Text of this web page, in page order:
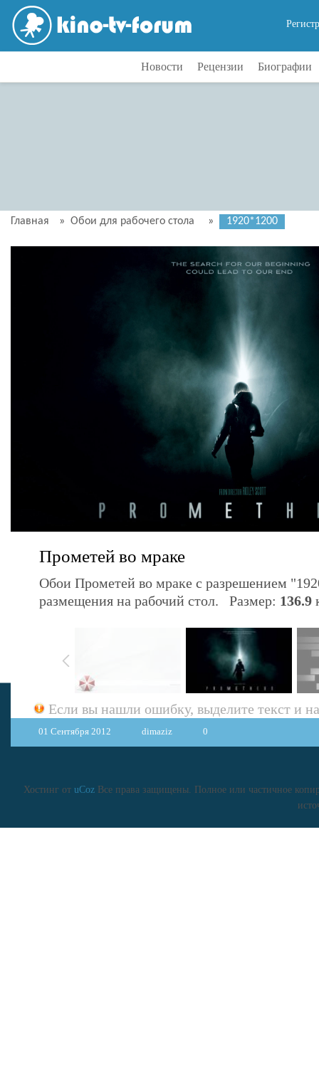
Новости Рецензии Биографии
Главная » Обои для рабочего стола » 1920*1200
Прометей во мраке
Обои Прометей во мраке с разрешением
размещения на рабочий стол. Размер: 136.9
Если вы нашли ошибку, выделите текст и
01 Сентября 2012 dimaziz 0
Хостинг от uCozВсе права защищены. Полное или частичное